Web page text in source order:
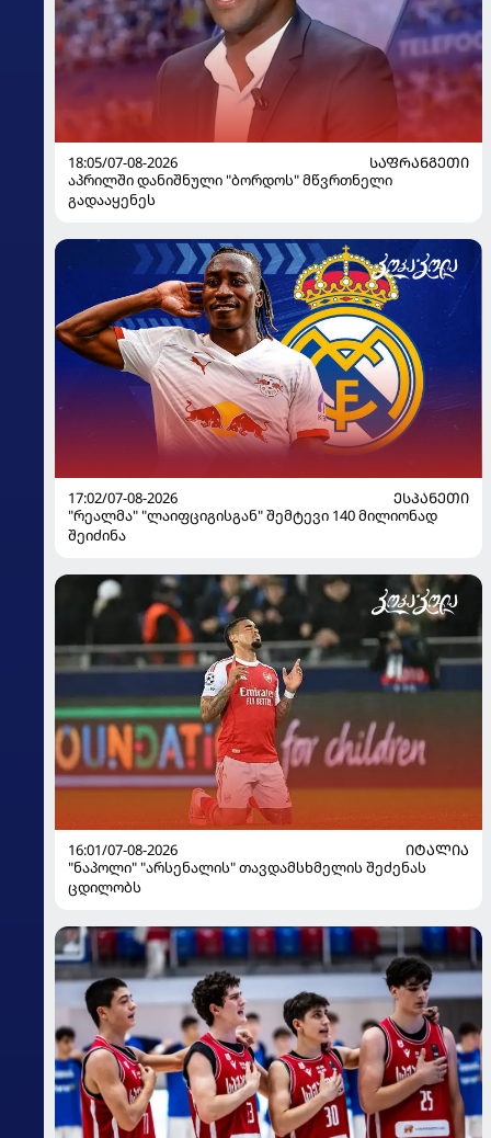
18:05/07-08-2026
ᲡᲐᲤᲠᲐᲜᲒᲔᲗᲘ
აპრილში დანიშნული "ბორდოს" მწვრთნელი
გადააყენეს
17:02/07-08-2026
ᲔᲡᲞᲐᲜᲔᲗᲘ
"რეალმა" "ლაიფციგისგან" შემტევი 140 მილიონად
შეიძინა
16:01/07-08-2026
ᲘᲢᲐᲚᲘᲐ
"ნაპოლი" "არსენალის" თავდამსხმელის შეძენას
ცდილობს